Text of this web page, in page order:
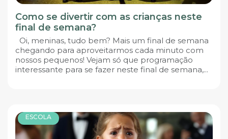
Como se divertir com as crianças neste
final de semana?
Oi, meninas, tudo bem? Mais um final de semana
chegando para aproveitarmos cada minuto com
nossos pequenos! Vejam só que programação
interessante para se fazer neste final de semana,...
ESCOLA